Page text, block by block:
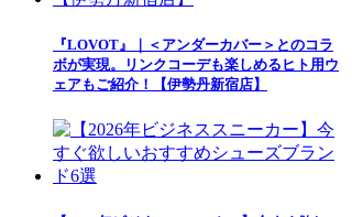
『LOVOT』｜＜アンダーカバー＞とのコラ
ボが実現。リンクコーデも楽しめるヒト用ウ
ェアもご紹介！【伊勢丹新宿店】